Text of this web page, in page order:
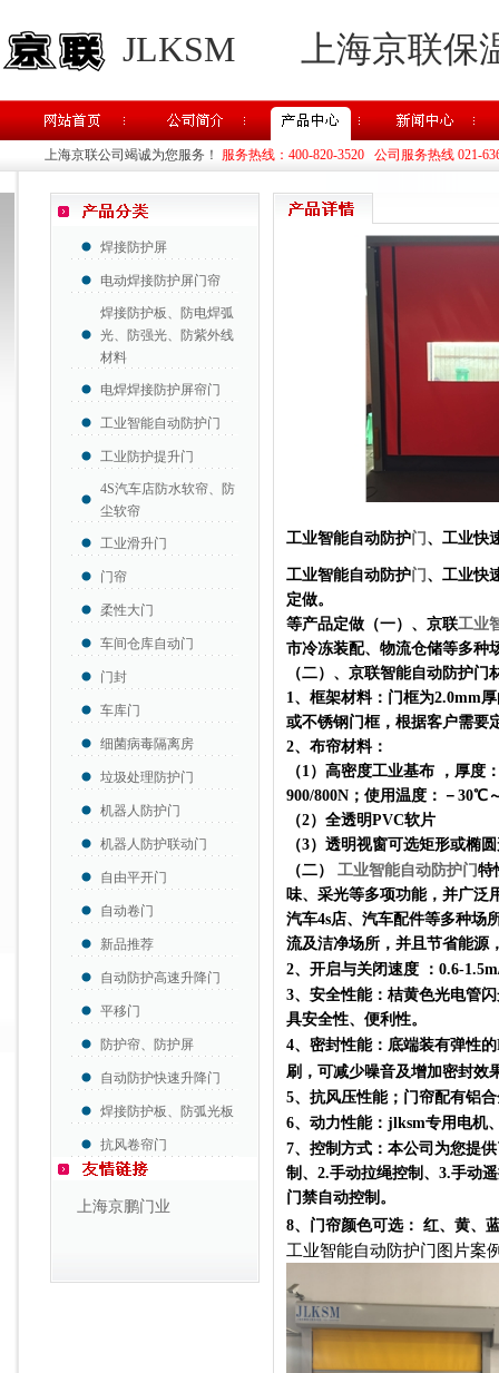
JLKSM 上海京联
上海京联公司竭诚为您服务！ 服务热线：400-820-3520 公司服务热线 021-
焊接防护屏
电动焊接防护屏门帘
焊接防护板、防电焊弧
光、防强光、防紫外线
材料
电焊焊接防护屏帘门
工业智能自动防护门
工业防护提升门
4S汽车店防水软帘、防
尘软帘
工业滑升门
门帘
柔性大门
车间仓库自动门
门封
车库门
细菌病毒隔离房
垃圾处理防护门
机器人防护门
机器人防护联动门
自由平开门
自动卷门
新品推荐
自动防护高速升降门
平移门
防护帘、防护屏
自动防护快速升降门
焊接防护板、防弧光板
抗风卷帘门
上海京鹏门业
工业智能自动防护门 、工业快
工业智能自动防护门 、工业快
定做。
等产品定做 （一）、京联工业
市冷冻装配、物流仓储等多种
（二）、 京联智能自动防护门
1、框架材料：门框为2.0mm
或不锈钢门框，根据客户需要
2、布帘材料：
（1）高密度工业基布 ，厚度
900/800N ；使用温度：－ 30℃
（2）全透明PVC软片
（3）透明视窗可选矩形或椭
（二） 工业智能自动防护门特
味、采光等多项功能，并广泛
汽车4s店、汽车配件等多种场
流及洁净场所，并且节省能源
2、开启与关闭速度 ： 0.6-
3、安全性能：桔黄色光电管
具安全性、便利性。
4、密封性能：底端装有弹性的
刷，可减少噪音及增加密封效
5、抗风压性能；门帘配有铝
6、动力性能：jlksm专用电机
7、控制方式：本公司为您提
制、 2.手动拉绳控制、 3.手动
门禁自动控制。
8、门帘颜色可选： 红、黄、
工业智能自动防护门图片案